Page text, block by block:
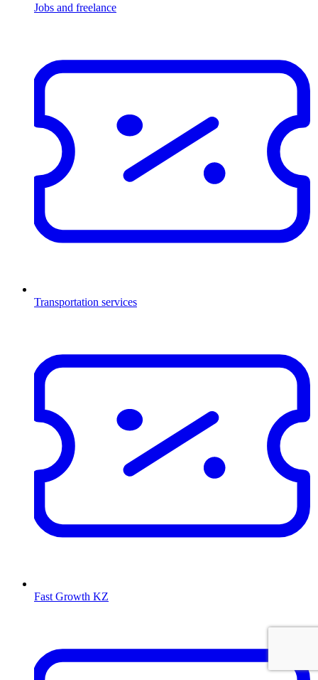
Jobs and freelance
Transportation services
Fast Growth KZ